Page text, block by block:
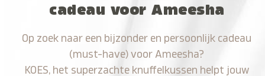
cadeau voor Ameesha
Op zoek naar een bijzonder en persoonlijk cadeau
(must-have) voor Ameesha?
KOES, het superzachte knuffelkussen helpt jouw